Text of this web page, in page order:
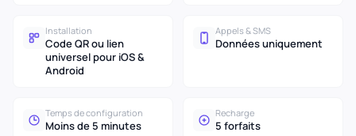
Installation
Code QR ou lien
universel pour iOS &
Android
Appels & SMS
Données uniquement
Temps de configuration
Moins de 5 minutes
Recharge
5 forfaits